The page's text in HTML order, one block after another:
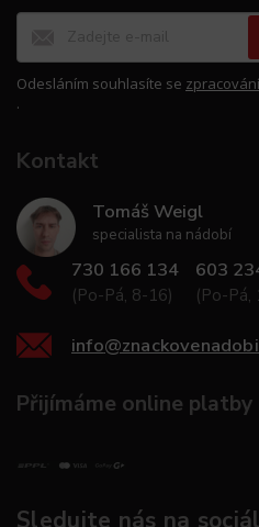
Odesláním souhlasíte se
.
Kontakt
Tomáš Weigl
specialista na nádobí
730 166 134
(Po-Pá, 8-16)
603
(Po-Pá,
info@
Přijímáme online platby
Sledujte nás na